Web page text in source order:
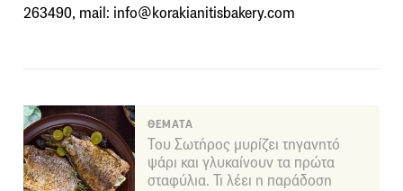
263490, mail: info@korakianitisbakery.com
ΘΕΜΑΤΑ
Του Σωτήρος μυρίζει τηγανητό
ψάρι και γλυκαίνουν τα πρώτα
σταφύλια. Τι λέει η παράδοση